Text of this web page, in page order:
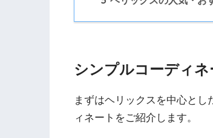
シンプルコーディネ
まずはヘリックスを中心と
ィネートをご紹介します。